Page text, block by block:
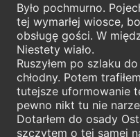
Było pochmurno.
tej wymarłej wiosce,
obsługę gości. W
Niestety wiało.
Ruszyłem po szlaku
chłodny. Potem
tutejsze uformowanie
pewno nikt tu nie
Dotarłem do osady
szczytem o tej samej